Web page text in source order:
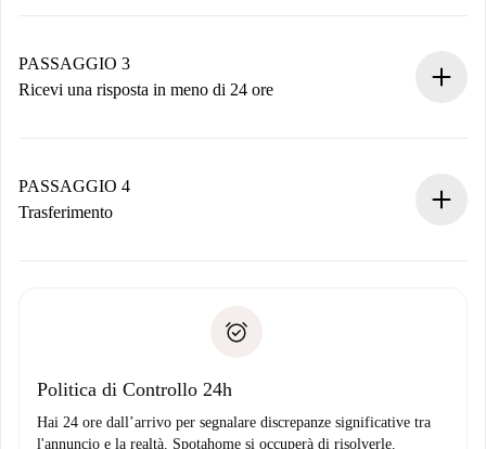
non accetta.
PASSAGGIO 3
Ricevi una risposta in meno di 24 ore
contatto con il proprietario.
Se rifiutata: non ti addebiteremo nulla e ti proporremo
Domiciliazione del pagamento
PASSAGGIO 4
Trasferimento
solo se non segnali problemi.
Politica di Controllo 24h
Hai 24 ore dall’arrivo per segnalare discrepanze significative tra
l'annuncio e la realtà. Spotahome si occuperà di risolverle.